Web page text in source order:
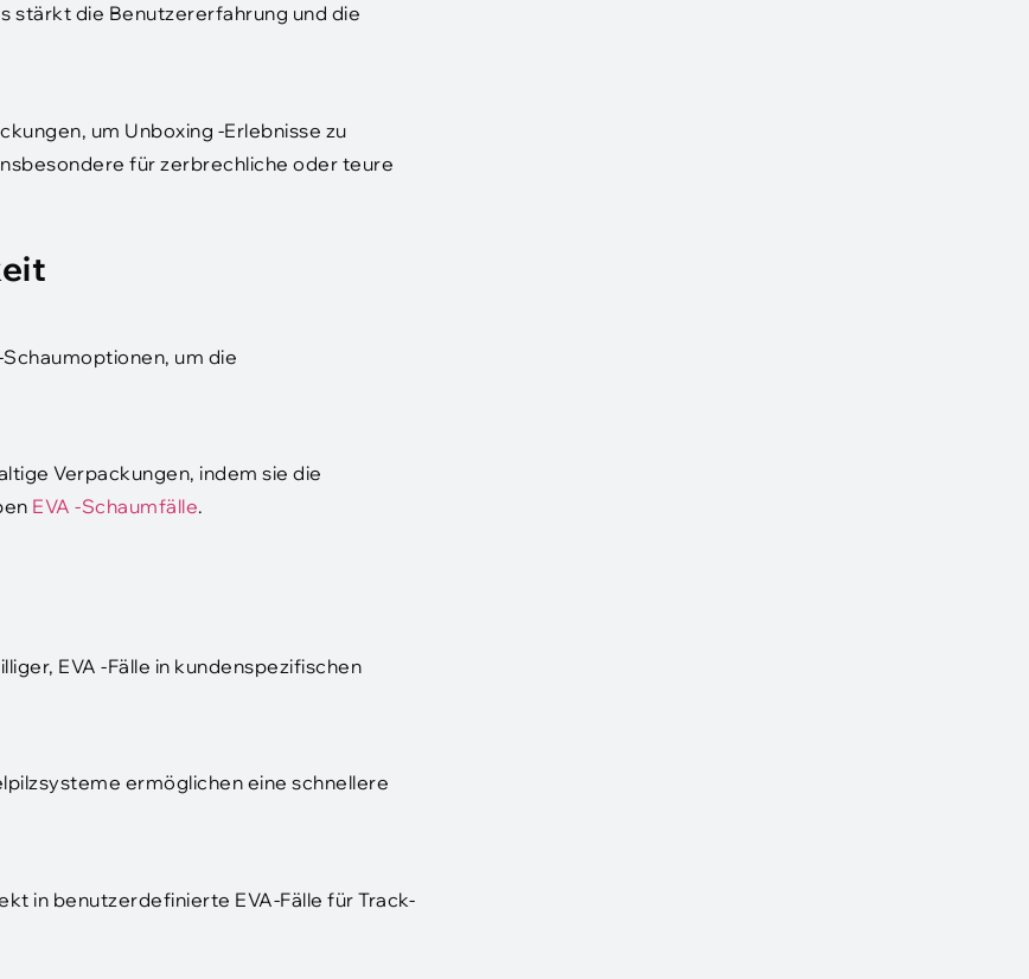
stärkt die Benutzererfahrung und die
um Unboxing -Erlebnisse zu
für zerbrechliche oder teure
um die
Verpackungen, indem sie die
EVA -Schaumfälle.
EVA -Fälle in kundenspezifischen
ermöglichen eine schnellere
in benutzerdefinierte EVA-Fälle für Track-